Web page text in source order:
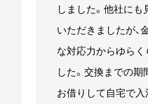
しました。他社に
いただきましたが、
な対応力からゆら
した。交換までの
お借りして自宅で入